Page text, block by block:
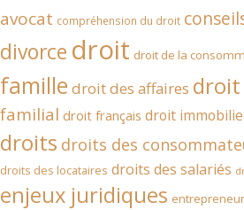
avocat compréhension du droit
divorce droit droit de la
famille droit des affaires
familial droit français droit
droits droits des
droits des locataires droits des salariés
enjeux juridiques